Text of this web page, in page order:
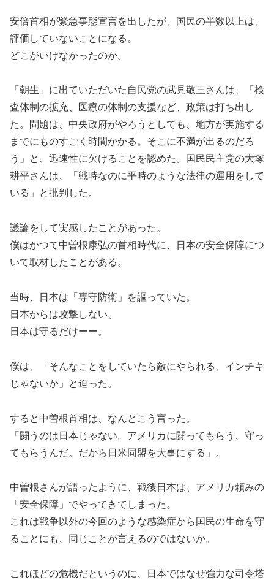
安倍首相が緊急事態宣言を出したが、国民の半数以上は、
評価していないことになる。
どこがいけなかったのか。
「朝生」に出ていただいた自民党の武見敬三さんは、「検
査体制の拡充、医療の体制の支援など、政策は打ち出し
た。問題は、中央政府がやろうとしても、地方が実施する
までにものすごく時間かかる。そこに不満が出るのだろ
う」と、迅速性に欠けることを認めた。国民民主党の大塚
耕平さんは、「戦時なのに平時のような法律の運用をして
いる」と批判した。
議論をして実感したことがあった。
僕はかつて中曽根康弘の首相時代に、日本の安全保障につ
いて取材したことがある。
当時、日本は「専守防衛」を謳っていた。
日本からは攻撃しない、
日本は守るだけーー。
僕は、「そんなことをしていたら敵にやられる、インチキ
じゃないか」と迫った。
すると中曽根首相は、なんとこう言った。
「闘うのは日本じゃない。アメリカに闘ってもらう、守っ
てもらうんだ。だから日米同盟を大事にする」。
中曽根さんが語ったように、戦後日本は、アメリカ頼みの
「安全保障」でやってきてしまった。
これは戦争以外の今回のような感染症から国民の生命を守
ることにも、同じことが言えるのではないか。
これほどの危機だというのに、日本ではなぜ強力な司令塔